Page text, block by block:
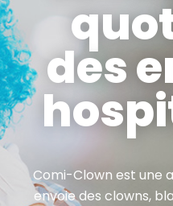
des
Comi-Clown est une
envoie des clowns,